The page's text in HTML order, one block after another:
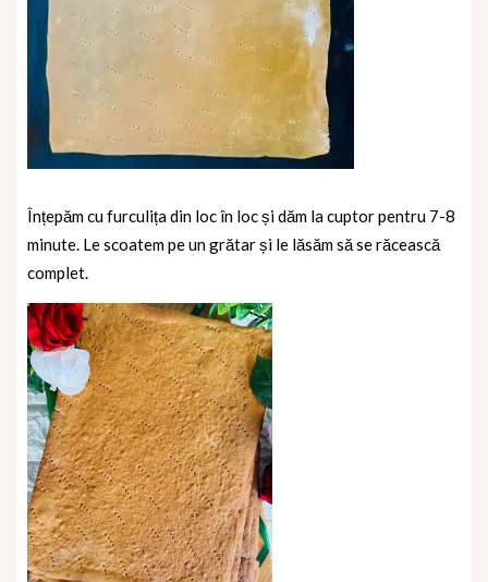
Înțepăm cu furculița din loc în loc și dăm la cuptor pentru 7-8
minute. Le scoatem pe un grătar și le lăsăm să se răcească
complet.